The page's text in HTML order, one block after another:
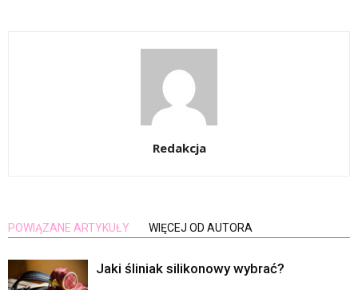
Redakcja
POWIĄZANE ARTYKUŁY WIĘCEJ OD AUTORA
Jaki śliniak silikonowy wybrać?